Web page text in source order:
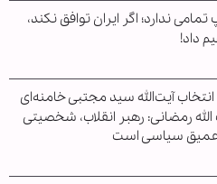
ندارد؛ اگر ایران توافق نکند،
داد!
آیت‌الله سید مجتبی خامنه‌ای
رمضانی: رهبر انقلاب، شخصیتی
عمیق سیاسی است